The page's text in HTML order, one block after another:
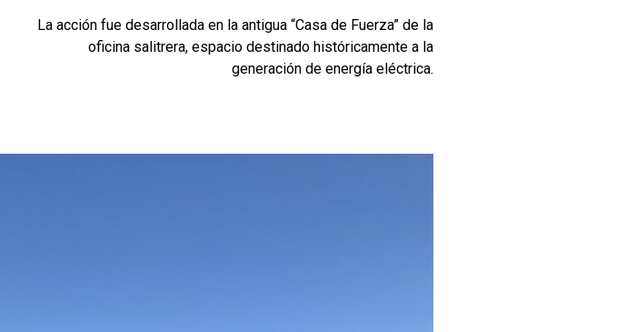
La acción fue desarrollada en la antigua “Casa de Fuerza” de la
oficina salitrera, espacio destinado históricamente a la
generación de energía eléctrica.